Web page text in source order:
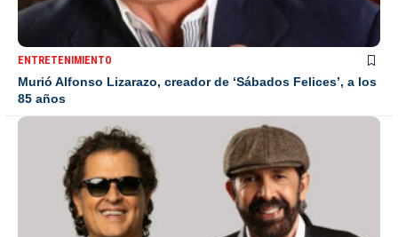
ENTRETENIMIENTO
Murió Alfonso Lizarazo, creador de ‘Sábados Felices’, a los
85 años